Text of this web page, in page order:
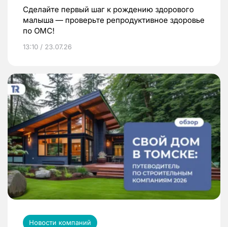
Сделайте первый шаг к рождению здорового
малыша — проверьте репродуктивное здоровье
по ОМС!
13:10 / 23.07.26
Новости компаний